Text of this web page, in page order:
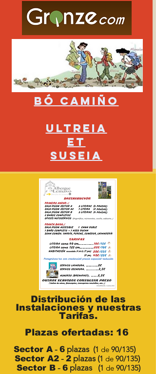
Distribución de las
Instalaciones y nuestras
Tarifas.
Plazas ofertadas: 16
Sector A- 6 plazas (1 de 90/135)
Sector A2 - 2 plazas (1 de 90/135)
Sector B- 6plazas (1 de 90/135)
Bó Camiño
ULTREIA
ET
SUSEIA